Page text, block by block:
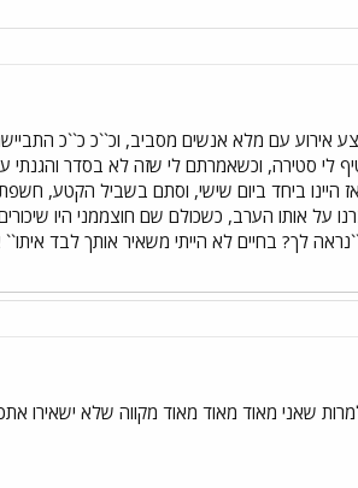
עם מלא אנשים מסביב, וכ``כ כ``כ
לי סטירה, וכשאמרתם לי שזה לא בסדר והגנתי
היינו ביחד ביום שישי, וסתם בשביל הקטע,
על אותו הערב, כשכולם שם חוצממני היו
``נראה לך? בחיים לא הייתי משאיר אותך לבד
שאני מאוד מאוד מאוד מקווה שלא ישאירו